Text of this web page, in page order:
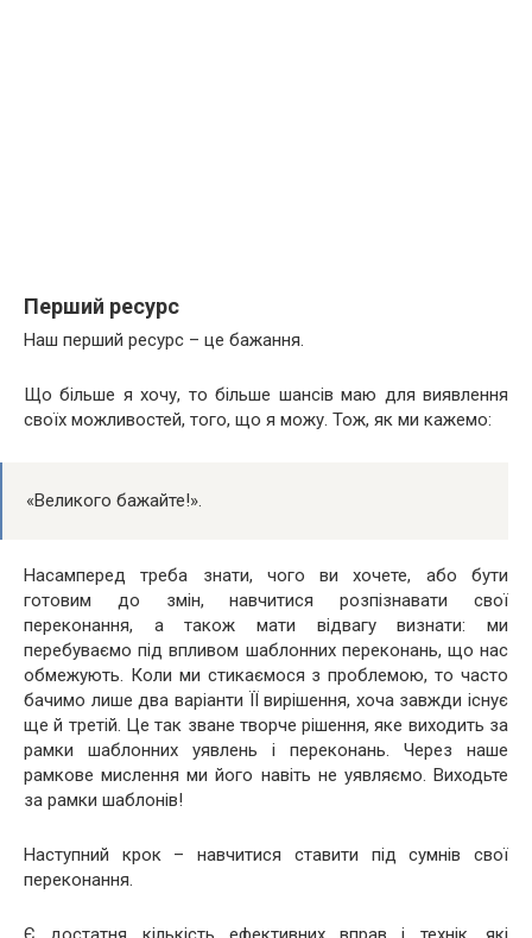
Перший ресурс
Наш перший ресурс – це бажання.
Що більше я хочу, то більше шансів маю для виявлення
своїх можливостей, того, що я можу. Тож, як ми кажемо:
«Великого бажайте!».
Насамперед треба знати, чого ви хочете, або бути
готовим до змін, навчитися розпізнавати свої
переконання, а також мати відвагу визнати: ми
перебуваємо під впливом шаблонних переконань, що нас
обмежують. Коли ми стикаємося з проблемою, то часто
бачимо лише два варіанти ЇЇ вирішення, хоча завжди існує
ще й третій. Це так зване творче рішення, яке виходить за
рамки шаблонних уявлень і переконань. Через наше
рамкове мислення ми його навіть не уявляємо. Виходьте
за рамки шаблонів!
Наступний крок – навчитися ставити під сумнів свої
переконання.